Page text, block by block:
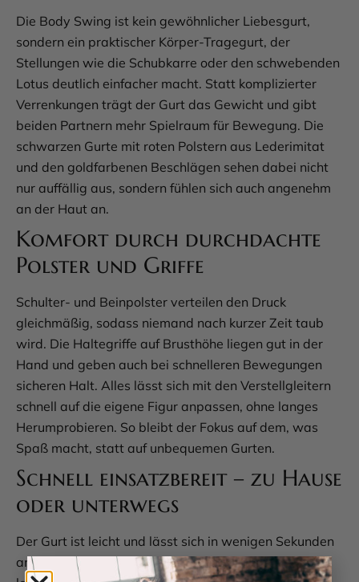
Die Body Swing ist kein gewöhnlicher Liebesgurt,
sondern ein praktischer Körper-Tragegurt, der
Stellungen wie die Schubkarre oder den schwebenden
Lotus deutlich einfacher macht. Statt komplizierter
Verrenkungen trägt der Gurt das Gewicht und gibt
beiden Partnern mehr Spielraum für Bewegung. Die
schwarzen Gurte mit roten Polstern aus Lederimitat
und den goldfarbenen Beschlägen sehen dabei nicht
nur auffällig aus, sondern fühlen sich auch angenehm
an der Haut an.
Komfort durch durchdachte
Polster und Griffe
Schulter- und Beinpolster verteilen den Druck
gleichmäßig, sodass niemand nach kurzer Zeit taub
wird. Die Haltegriffe auf Brusthöhe liegen gut in der
Hand und geben auch bei schnelleren Bewegungen
sicheren Halt. Alles lässt sich mit den Verstellgleitern
schnell auf die eigene Figur anpassen, ohne langes
Herumprobieren. So bleibt der Fokus auf dem, was
Spaß macht, statt auf unbequemen Gurten.
Schnell einsatzbereit – zu Hause
oder unterwegs
Der Gurt ist leicht und lässt sich in wenigen Sekunden
anlegen. Einfach über die Schultern und um die Beine